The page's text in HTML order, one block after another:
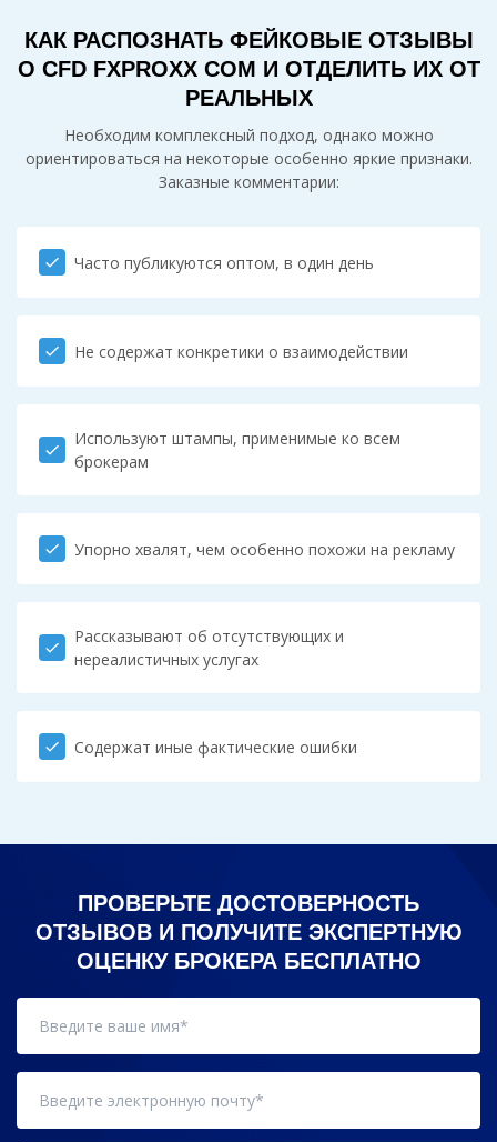
КАК РАСПОЗНАТЬ ФЕЙКОВЫЕ ОТЗЫВЫ
О CFD FXPROXX COM И ОТДЕЛИТЬ ИХ ОТ
РЕАЛЬНЫХ
Необходим комплексный подход, однако можно
ориентироваться на некоторые особенно яркие признаки.
Заказные комментарии:
check Часто публикуются оптом, в один день
check Не содержат конкретики о взаимодействии
check
Используют штампы, применимые ко всем
брокерам
check Упорно хвалят, чем особенно похожи на рекламу
check
Рассказывают об отсутствующих и
нереалистичных услугах
check Содержат иные фактические ошибки
ПРОВЕРЬТЕ ДОСТОВЕРНОСТЬ
ОТЗЫВОВ И ПОЛУЧИТЕ ЭКСПЕРТНУЮ
ОЦЕНКУ БРОКЕРА БЕСПЛАТНО